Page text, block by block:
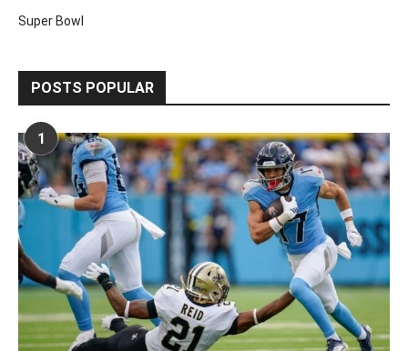
Super Bowl
POSTS POPULAR
1